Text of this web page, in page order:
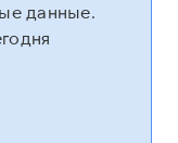
данные.